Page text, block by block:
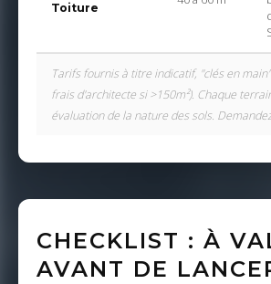
Toiture
Tarifs fournis à titre indicatif, "clés en
frais d'architecte si >150m²). Chaque
évaluation de la nature des sols.
CHECKLIST : À
AVANT DE